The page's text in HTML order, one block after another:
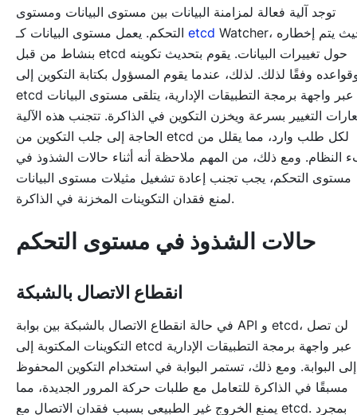
توجد آلية فعالة لمزامنة البيانات بين مستوى البيانات ومستوى
etcd Watcher، حيث يتم إخطاره
بنشاط من قبل etcd حول تغييرات البيانات. يقوم بتحديث تكوينه
وفقًا لذلك. لذلك، عندما يقوم المسؤول بكتابة التكوين إلى
etcd عبر واجهة برمجة التطبيقات الإدارية، يتلقى مستوى البيانات
التغيير بسرعة ويخزن التكوين في الذاكرة. تتجنب هذه الآلية
الحاجة إلى جلب التكوين من etcd لكل طلب وارد، مما يقلل من
النظام. ومع ذلك، من المهم ملاحظة أنه أثناء حالات الشذوذ في
مستوى التحكم، يجب تجنب إعادة تشغيل مثيلات مستوى البيانات
لمنع فقدان التكوينات المخزنة في الذاكرة.
حالات الشذوذ في مستوى التحكم
انقطاع الاتصال بالشبكة
في حالة انقطاع الاتصال بالشبكة بين بوابة API و etcd، لن تصل
التكوينات المكتوبة إلى etcd عبر واجهة برمجة التطبيقات الإدارية
إلى البوابة. ومع ذلك، تستمر البوابة في استخدام التكوين المحفوظ
مسبقًا في الذاكرة للتعامل مع طلبات حركة المرور الجديدة، مما
يمنع الخروج غير الطبيعي بسبب فقدان الاتصال مع etcd. بمجرد